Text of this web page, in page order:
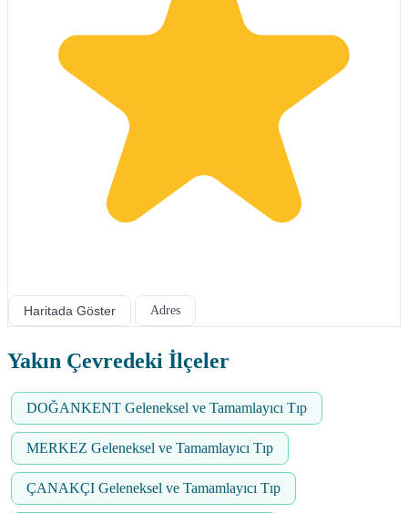
Haritada Göster Adres
Yakın Çevredeki İlçeler
DOĞANKENT Geleneksel ve Tamamlayıcı Tıp
MERKEZ Geleneksel ve Tamamlayıcı Tıp
ÇANAKÇI Geleneksel ve Tamamlayıcı Tıp